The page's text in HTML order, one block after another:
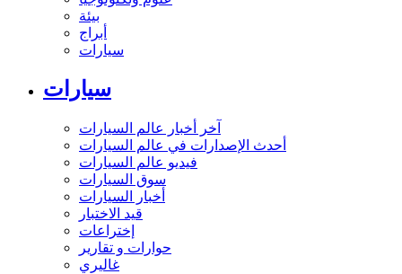
بيئة
أبراج
سيارات
سيارات
آخر أخبار عالم السيارات
أحدث الإصدارات في عالم السيارات
فيديو عالم السيارات
سوق السيارات
أخبار السيارات
قيد الاختبار
إختراعات
حوارات و تقارير
غاليري